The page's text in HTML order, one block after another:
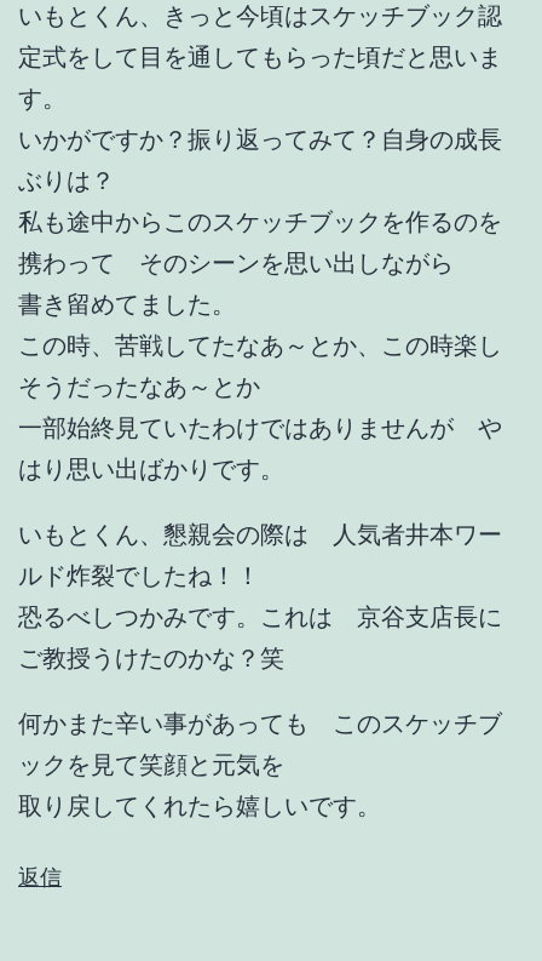
いもとくん、きっと今頃はスケッチブック認
定式をして目を通してもらった頃だと思いま
す。
いかがですか？振り返ってみて？自身の成長
ぶりは？
私も途中からこのスケッチブックを作るのを
携わって そのシーンを思い出しながら
書き留めてました。
この時、苦戦してたなあ～とか、この時楽し
そうだったなあ～とか
一部始終見ていたわけではありませんが や
はり思い出ばかりです。
いもとくん、懇親会の際は 人気者井本ワー
ルド炸裂でしたね！！
恐るべしつかみです。これは 京谷支店長に
ご教授うけたのかな？笑
何かまた辛い事があっても このスケッチブ
ックを見て笑顔と元気を
取り戻してくれたら嬉しいです。
返信